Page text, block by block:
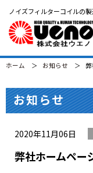
ノイズフィルターコイルの
ホーム お知らせ
お知らせ
2020年11月06日
弊社ホームペー